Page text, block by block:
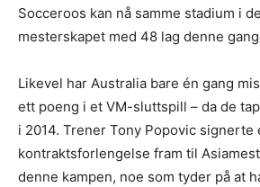
Socceroos kan nå samme stadium i
mesterskapet med 48 lag denne
Likevel har Australia bare én gang
ett poeng i et VM-sluttspill – da de
i 2014. Trener Tony Popovic signerte
kontraktsforlengelse fram til
denne kampen, noe som tyder på at